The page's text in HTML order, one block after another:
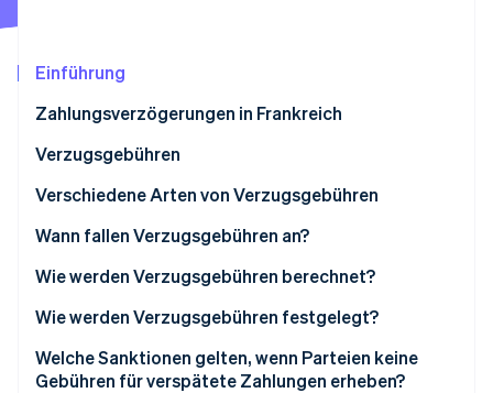
CO₂-Entnahme
Identity
Online-Identitätsprüfung
Erfahren Sie, wie Stripe Lösungen für
Einführung
Zahlungsverzögerungen in Frankreich
Zahlungsfristen in Frankreich
Gründe für Zahlungsverzug
Folgen von Zahlungsverzug
Verzugsgebühren
Verschiedene Arten von Verzugsgebühren
Welcher Zinssatz gilt für Gebühren bei verspäteter
und Verzugszinsen?
Wann fallen Verzugsgebühren an?
Wie werden Verzugsgebühren berechnet?
Wie werden Verzugsgebühren festgelegt?
Welche Sanktionen gelten, wenn Parteien keine
Gebühren für verspätete Zahlungen erheben?